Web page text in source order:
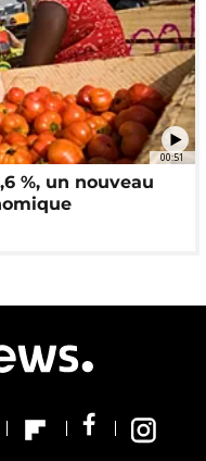
00:51
%, un nouveau